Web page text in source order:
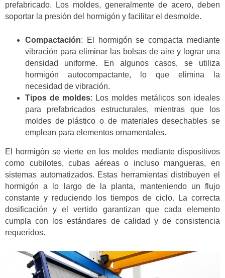
prefabricado. Los moldes, generalmente de acero, deben
soportar la presión del hormigón y facilitar el desmolde.
Compactación: El hormigón se compacta mediante
vibración para eliminar las bolsas de aire y lograr una
densidad uniforme. En algunos casos, se utiliza
hormigón autocompactante, lo que elimina la
necesidad de vibración.
Tipos de moldes: Los moldes metálicos son ideales
para prefabricados estructurales, mientras que los
moldes de plástico o de materiales desechables se
emplean para elementos ornamentales.
El hormigón se vierte en los moldes mediante dispositivos
como cubilotes, cubas aéreas o incluso mangueras, en
sistemas automatizados. Estas herramientas distribuyen el
hormigón a lo largo de la planta, manteniendo un flujo
constante y reduciendo los tiempos de ciclo. La correcta
dosificación y el vertido garantizan que cada elemento
cumpla con los estándares de calidad y de consistencia
requeridos.